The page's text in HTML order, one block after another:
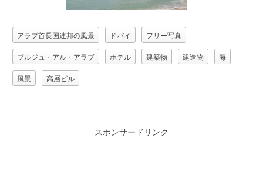
アラブ首長国連邦の風景 ドバイ フリー写真
ブルジュ・アル・アラブ ホテル 建築物 建造物 海
風景 高層ビル
スポンサードリンク